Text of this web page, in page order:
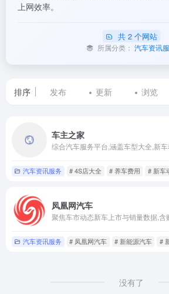
上网效率。
共 2 个网站
所属分类： 汽车资讯
排序 发布 更新 浏览
为
试
驾
评
车主之家
汽车资讯服务 # 4S店大全 # 养车费用 # 新车
凤凰网汽车
汽车资讯服务 # 凤凰网汽车 # 新能源汽车 #
没有了